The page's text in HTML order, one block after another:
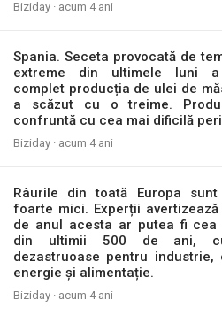
Biziday · acum 4 ani
Spania. Seceta provocată de
extreme din ultimele luni a
complet producția de ulei de
a scăzut cu o treime.
confruntă cu cea mai dificilă
Biziday · acum 4 ani
Râurile din toată Europa
foarte mici. Experții
de anul acesta ar putea fi cea
din ultimii 500 de ani,
dezastruoase pentru industrie,
energie și alimentație.
Biziday · acum 4 ani